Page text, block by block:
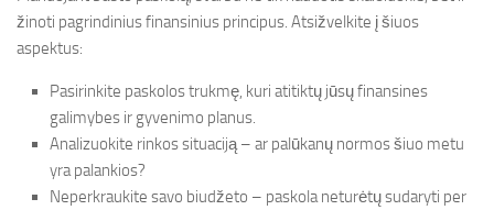
žinoti pagrindinius finansinius principus. Atsižvelkite į šiuos
aspektus:
Pasirinkite paskolos trukmę, kuri atitiktų jūsų finansines
galimybes ir gyvenimo planus.
Analizuokite rinkos situaciją – ar palūkanų normos šiuo metu
yra palankios?
Neperkraukite savo biudžeto – paskola neturėtų sudaryti per